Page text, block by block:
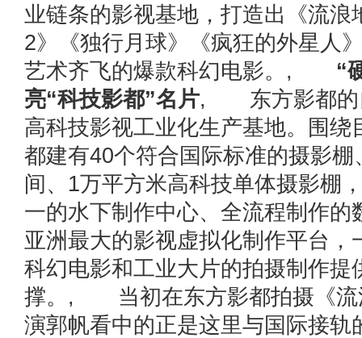
业链条的影视基地，打造出《流浪
2》《独行月球》《疯狂的外星人
艺术齐飞的爆款科幻电影。, “硬
亮“科技影都”名片, 东方影都的
高科技影视工业化生产基地。围绕
都建有40个符合国际标准的摄影棚
间、1万平方米高科技单体摄影棚
一的水下制作中心、全流程制作的
亚洲最大的影视虚拟化制作平台，
科幻电影和工业大片的拍摄制作提
撑。, 当初在东方影都拍摄《流
演郭帆看中的正是这里与国际接轨